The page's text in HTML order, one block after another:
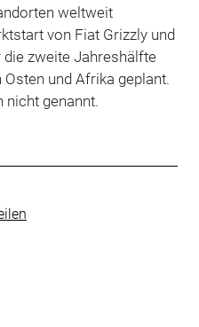
weltweit
von Fiat Grizzly und
zweite Jahreshälfte
Osten und Afrika geplant.
nicht genannt.